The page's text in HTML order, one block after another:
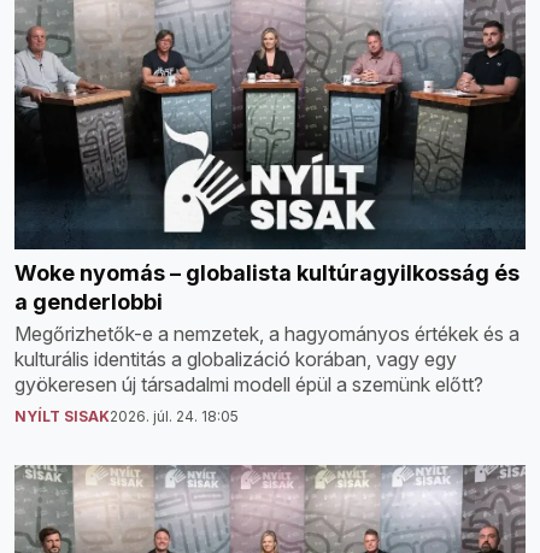
Woke nyomás – globalista kultúragyilkosság és
a genderlobbi
Megőrizhetők-e a nemzetek, a hagyományos értékek és a
kulturális identitás a globalizáció korában, vagy egy
gyökeresen új társadalmi modell épül a szemünk előtt?
NYÍLT SISAK2026. júl. 24. 18:05